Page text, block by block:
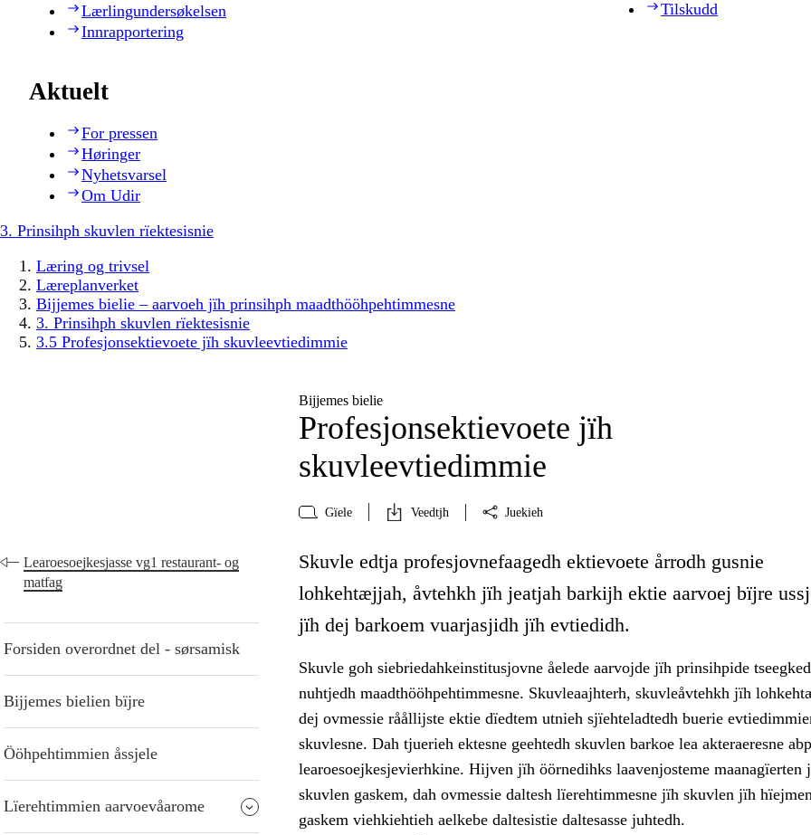
Lærlingundersøkelsen
Innrapportering
Tilskudd
Aktuelt
For pressen
Høringer
Nyhetsvarsel
Om Udir
3. Prinsihph skuvlen rïektesisnie
Læring og trivsel
Læreplanverket
Bijjemes bielie – aarvoeh jïh prinsihph maadthööhpehtimmesne
3. Prinsihph skuvlen rïektesisnie
3.5 Profesjonsektievoete jïh skuvleevtiedimmie
Bijjemes bielie
Profesjonsektievoete jïh
skuvleevtiedimmie
Gïele Veedtjh Juekieh
Learoesoejkesjasse vg1 restaurant- og
matfag
Forsiden overordnet del - sørsamisk
Bijjemes bielien bïjre
Ööhpehtimmien åssjele
Lïerehtimmien aarvoevåarome
Skuvle edtja profesjovnefaagedh ektievoete årrodh gusnie
lohkehtæjjah, åvtehkh jïh jeatjah barkijh ektie aarvoej bïjre
jïh dej barkoem vuarjasjidh jïh evtiedidh.
Skuvle goh siebriedahkeinstitusjovne åelede aarvojde jïh prinsihpide
nuhtjedh maadthööhpehtimmesne. Skuvleaajhterh, skuvleåvtehkh jïh
dej ovmessie råållijste ektie dïedtem utnieh sjïehteladtedh buerie
skuvlesne. Dah tjuerieh ektesne geehtedh skuvlen barkoe lea akteraeresne
learoesoejkesjevierhkine. Hijven jïh öörnedihks laavenjosteme maanagïerten
skuvlen gaskem, dah ovmessie daltesh lïerehtimmesne jïh skuvlen jïh
gaskem viehkiehtieh aelkebe daltesistie daltesasse juhtedh.